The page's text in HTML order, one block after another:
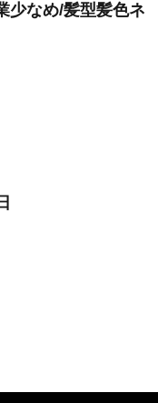
少なめ/髪型髪色ネ